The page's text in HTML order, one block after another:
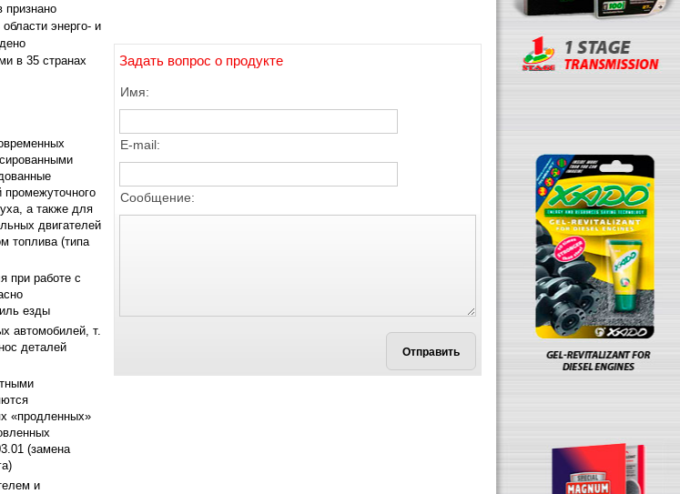
признано
энерго- и
в 35 странах
промежуточного
а также для
двигателей
топлива (типа
при работе с
езды
автомобилей, т.
деталей
«продленных»
(замена
и
Задать вопрос о продукте
Имя:
E-mail:
Сообщение:
Отправить